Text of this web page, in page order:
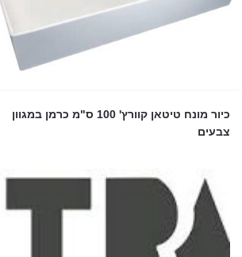
כיור מונח טיטאן קוורץ' 100 ס"מ כרמן במגוון
צבעים